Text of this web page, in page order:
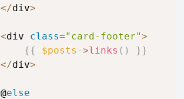
</div>
<div class="card-footer">
{{ $posts ->links ( ) }}
</div>
	@
else